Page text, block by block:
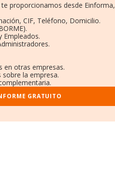
proporcionamos desde Einforma,
CIF, Teléfono, Domicilio.
Empleados.
en otras empresas.
la empresa.
GRATUITO